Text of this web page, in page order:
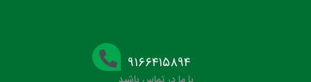
۹۱۶۶۴۱۵۸۹۴